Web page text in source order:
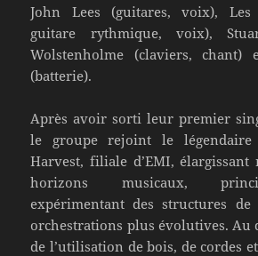
John Lees (guitares, voix), Les
guitare rythmique, voix),
Wolstenholme (claviers, chant)
(batterie).
Après avoir sorti leur premier
le groupe rejoint le légendaire
Harvest, filiale d’EMI, élargissant
horizons musicaux,
expérimentant des structures de
orchestrations plus évolutives. Au
de l’utilisation de bois, de cordes